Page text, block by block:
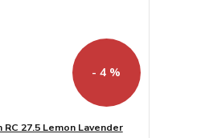
- 4 %
RC 27.5 Lemon Lavender